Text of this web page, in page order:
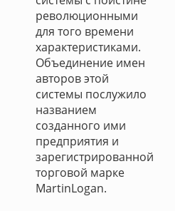
революционными
для того времени
характеристиками.
Объединение имен
авторов этой
системы послужило
названием
созданного ими
предприятия и
зарегистрированной
торговой марке
MartinLogan.